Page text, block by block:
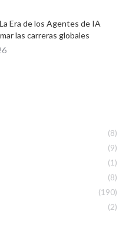
Era de los Agentes de IA
las carreras globales
(8)
(9)
(1)
(8)
(190)
(2)